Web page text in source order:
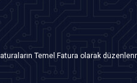
Temel Fatura olarak